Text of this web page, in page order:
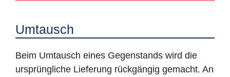
Umtausch
Beim Umtausch eines Gegenstands wird die
ursprüngliche Lieferung rückgängig gemacht. An